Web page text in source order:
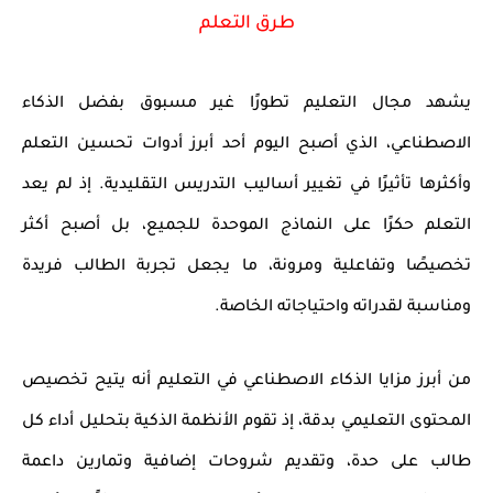
طرق التعلم
يشهد مجال التعليم تطورًا غير مسبوق بفضل الذكاء
الاصطناعي، الذي أصبح اليوم أحد أبرز أدوات تحسين التعلم
وأكثرها تأثيرًا في تغيير أساليب التدريس التقليدية. إذ لم يعد
التعلم حكرًا على النماذج الموحدة للجميع، بل أصبح أكثر
تخصيصًا وتفاعلية ومرونة، ما يجعل تجربة الطالب فريدة
ومناسبة لقدراته واحتياجاته الخاصة.
من أبرز مزايا الذكاء الاصطناعي في التعليم أنه يتيح تخصيص
المحتوى التعليمي بدقة، إذ تقوم الأنظمة الذكية بتحليل أداء كل
طالب على حدة، وتقديم شروحات إضافية وتمارين داعمة